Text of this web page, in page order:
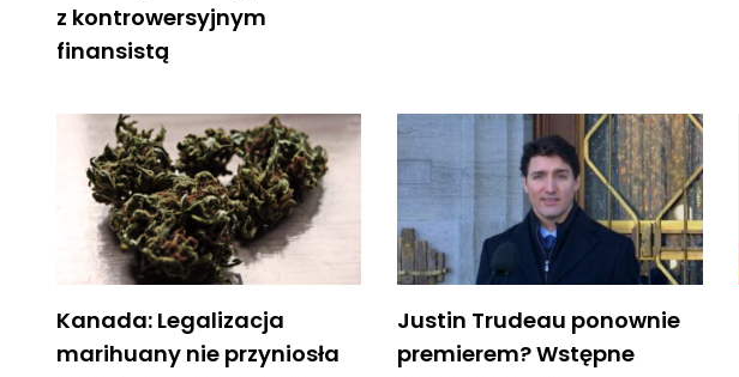
z kontrowersyjnym
finansistą
Kanada: Legalizacja
marihuany nie przyniosła
Justin Trudeau ponownie
premierem? Wstępne